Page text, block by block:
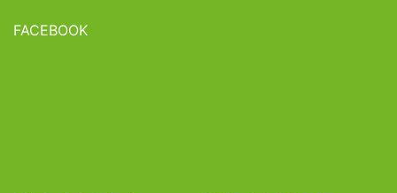
FACEBOOK